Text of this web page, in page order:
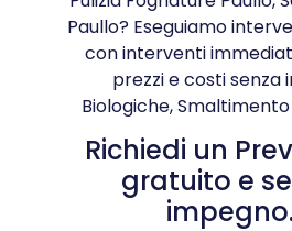
Paullo? Eseguiamo
con interventi
prezzi e costi senza
Biologiche,
Richiedi un
gratuito e
impegno.